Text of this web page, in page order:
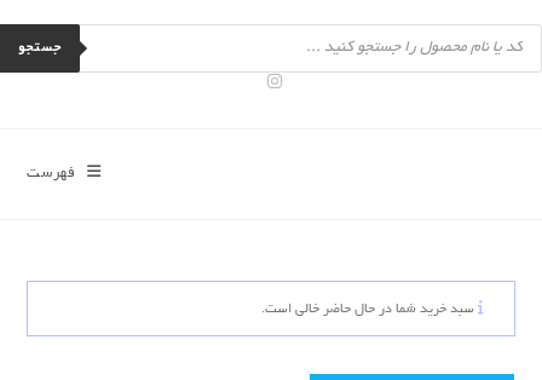
محتوا
Products
search
جستجو
فهرست
سبد خرید شما در حال حاضر خالی است.